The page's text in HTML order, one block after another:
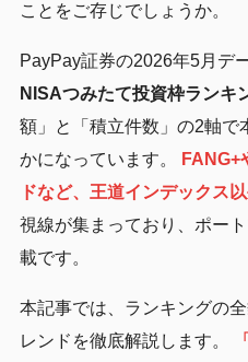
ことをご存じでしょうか。
PayPay証券の2026年5月デ
NISAつみたて投資枠ランキ
額」と「積立件数」の2軸で
かになっています。
FANG+
ドなど、王道インデックス
視線が集まっており、ポー
載です。
本記事では、ランキングの
レンドを徹底解説します。